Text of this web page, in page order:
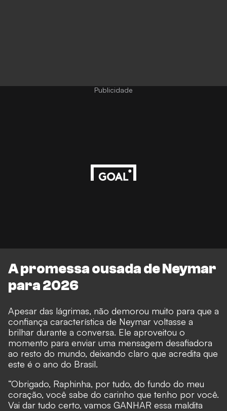
Publicidade
A promessa ousada de Neymar
para 2026
Apesar das lágrimas, não demorou muito para que a
confiança característica de Neymar voltasse a
brilhar durante a conversa. Ele aproveitou o
momento para enviar uma mensagem desafiadora
ao resto do mundo, deixando claro que acredita que
este é o ano do Brasil.
“Obrigado, Raphinha, por tudo, do fundo do meu
coração, você sabe do carinho que tenho por você.
Vai dar tudo certo, vamos GANHAR essa maldita